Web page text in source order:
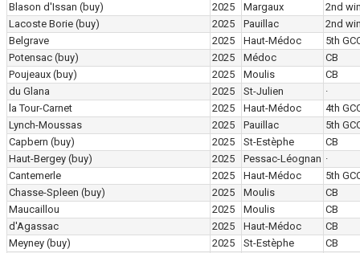
Blason d'Issan (buy) 2025 Margaux
2nd
Lacoste Borie (buy) 2025 Pauillac
2nd
Belgrave
2025 Haut-Médoc
5th
Potensac (buy) 2025 Médoc
CB
Poujeaux (buy) 2025 Moulis
CB
du Glana
2025 St-Julien
·
la Tour-Carnet
2025 Haut-Médoc
4th
Lynch-Moussas
2025 Pauillac
5th
Capbern (buy) 2025 St-Estèphe
CB
Haut-Bergey (buy) 2025 Pessac-Léognan ·
Cantemerle
2025 Haut-Médoc
5th
Chasse-Spleen (buy) 2025 Moulis
CB
Maucaillou
2025 Moulis
CB
d'Agassac
2025 Haut-Médoc
CB
Meyney (buy) 2025 St-Estèphe
CB